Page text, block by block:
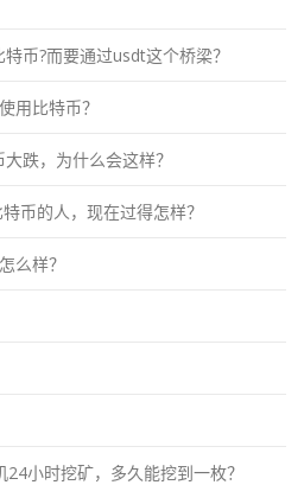
币?而要通过usdt这个桥梁？
用比特币？
跌，为什么会这样？
币的人，现在过得怎样？
么样？
小时挖矿，多久能挖到一枚？